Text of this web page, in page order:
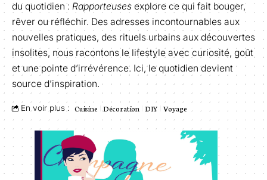
du quotidien : Rapporteuses explore ce qui fait bouger,
rêver ou réfléchir. Des adresses incontournables aux
nouvelles pratiques, des rituels urbains aux découvertes
insolites, nous racontons le lifestyle avec curiosité, goût
et une pointe d’irrévérence. Ici, le quotidien devient
source d’inspiration.
En voir plus : Cuisine Décoration DIY Voyage